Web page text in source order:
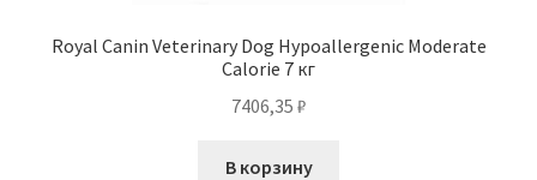
Royal Canin Veterinary Dog Hypoallergenic Moderate
Calorie 7 кг
7406,35 ₽
В корзину